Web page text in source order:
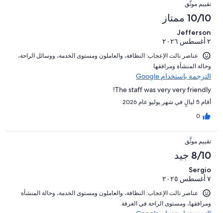
النزلاء
من
تقييمات
من
أصل
208
من
تقييمات
النزلاء
تقييم موثَّق
10/10 ممتاز
Jefferson
٢ أغسطس ٢٠٢٦
عناصر نالت الإعجاب: ⁦النظافة⁩، و⁦العاملون ومستوى الخدمة⁩، و⁦وسائل الراحة⁩،
و⁦حالة المنشأة ومرافقها⁩
الترجمة باستخدام Google
The staff was very very friendly!
أقام 5 ليالٍ في شهر يوليو عام 2026
0
تقييم موثَّق
8/10 جيد
Sergio
٧ أغسطس ٢٠٢٥
عناصر نالت الإعجاب: ⁦النظافة⁩، و⁦العاملون ومستوى الخدمة⁩، و⁦حالة المنشأة
ومرافقها⁩، و⁦مستوى الراحة في الغرفة⁩